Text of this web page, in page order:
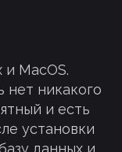
MacOS.
нет никакого
и есть
установки
данных и